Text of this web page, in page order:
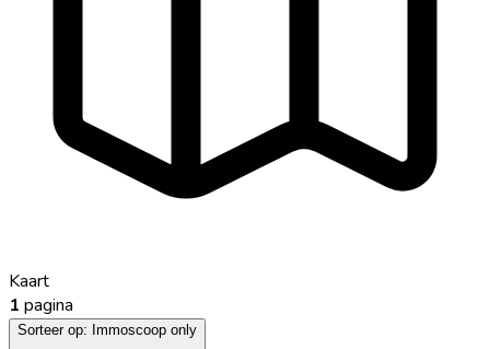
Kaart
1 pagina
Sorteer op: Immoscoop only